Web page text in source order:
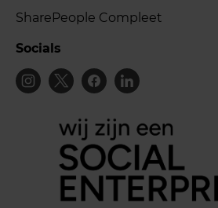
SharePeople Compleet
Socials